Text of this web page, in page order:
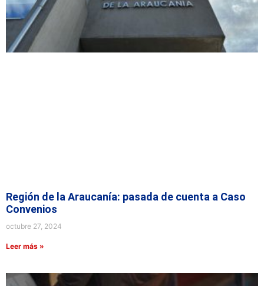
Región de la Araucanía: pasada de cuenta a Caso
Convenios
octubre 27, 2024
Leer más »